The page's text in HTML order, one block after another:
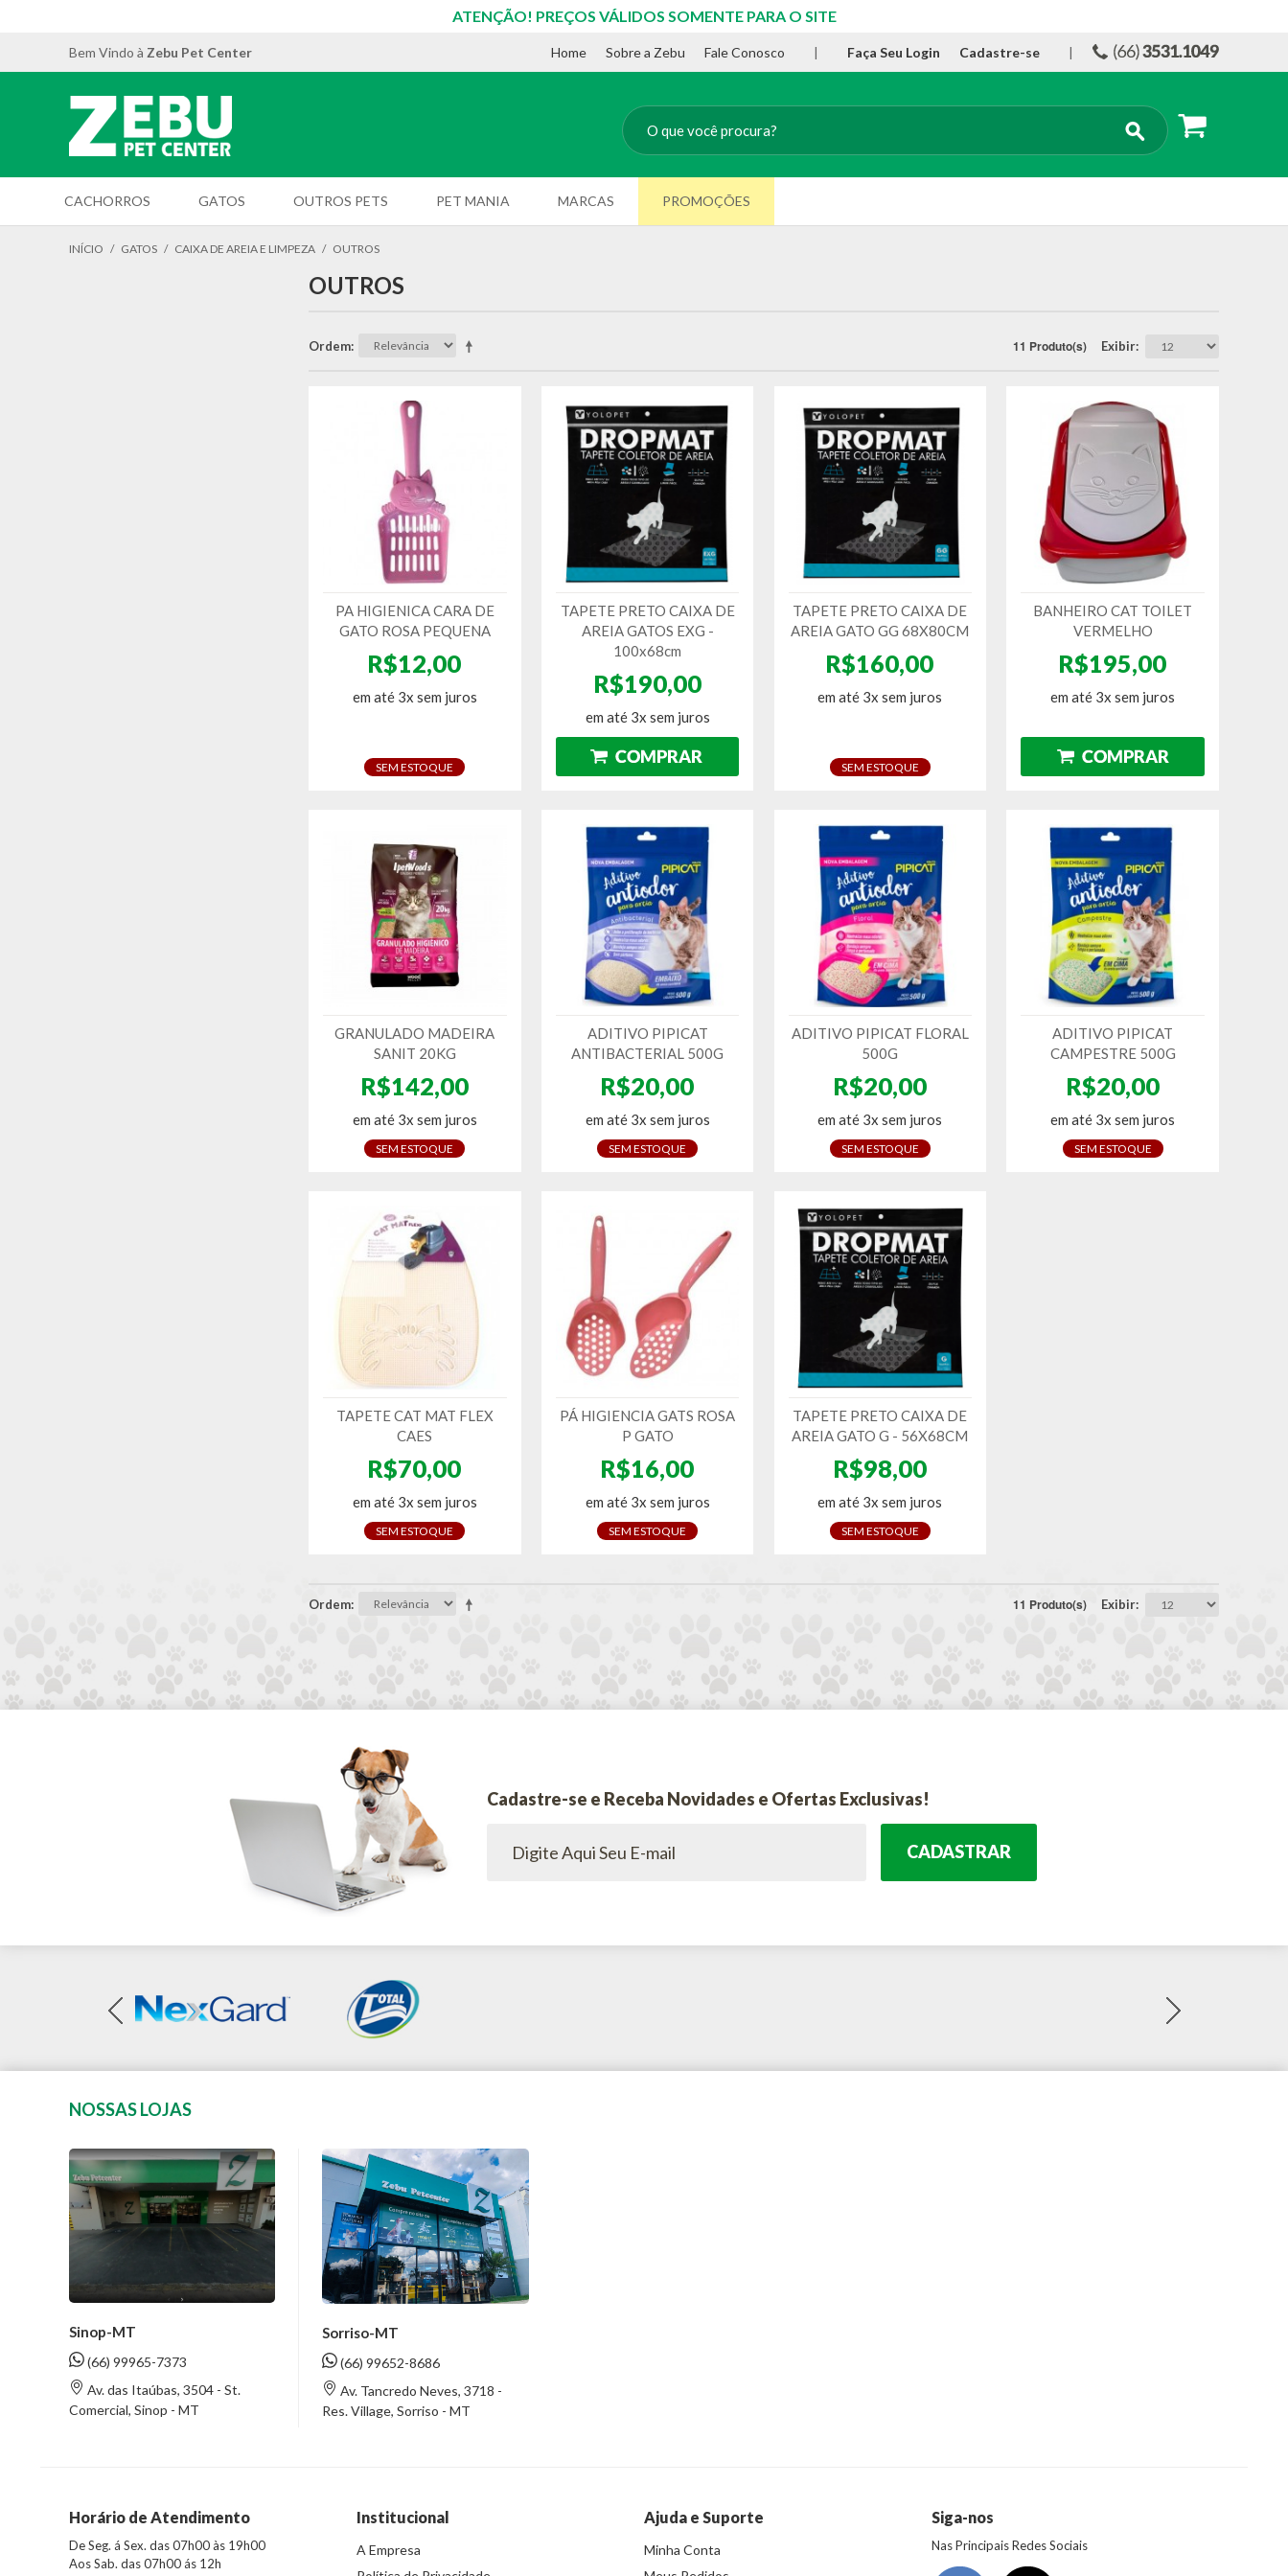
ATENÇÃO! PREÇOS VÁLIDOS SOMENTE PARA O SITE
Bem Vindo à Zebu Pet Center Home Sobre a Zebu Fale Conosco | Faça Seu Login Cadastre-se |
CACHORROS GATOS OUTROS PETS PET MANIA MARCAS PROMOÇÕES
INÍCIO / GATOS / CAIXA DE AREIA E LIMPEZA / OUTROS
OUTROS
Ordem 11 Produto(s) Exibir
PA HIGIENICA CARA DE
GATO ROSA PEQUENA
R$12,00
em até 3x sem juros
SEM ESTOQUE
TAPETE PRETO CAIXA DE
AREIA GATOS EXG -
100x68cm
R$190,00
em até 3x sem juros
TAPETE PRETO CAIXA DE
AREIA GATO GG 68X80CM
R$160,00
em até 3x sem juros
SEM ESTOQUE
BANHEIRO CAT TOILET
VERMELHO
R$195,00
em até 3x sem juros
GRANULADO MADEIRA
SANIT 20KG
R$142,00
em até 3x sem juros
SEM ESTOQUE
ADITIVO PIPICAT
ANTIBACTERIAL 500G
R$20,00
em até 3x sem juros
SEM ESTOQUE
ADITIVO PIPICAT FLORAL
500G
R$20,00
em até 3x sem juros
SEM ESTOQUE
ADITIVO PIPICAT
CAMPESTRE 500G
R$20,00
em até 3x sem juros
SEM ESTOQUE
TAPETE CAT MAT FLEX
CAES
R$70,00
em até 3x sem juros
SEM ESTOQUE
PÁ HIGIENCIA GATS ROSA
P GATO
R$16,00
em até 3x sem juros
SEM ESTOQUE
TAPETE PRETO CAIXA DE
AREIA GATO G - 56X68CM
R$98,00
em até 3x sem juros
SEM ESTOQUE
Ordem 11 Produto(s) Exibir
Cadastre-se e Receba Novidades e Ofertas Exclusivas!
CADASTRAR
NOSSAS LOJAS
Sinop-MT
(66) 99965-7373
Av. das Itaúbas, 3504 - St.
Comercial, Sinop - MT
Sorriso-MT
(66) 99652-8686
Av. Tancredo Neves, 3718 -
Res. Village, Sorriso - MT
Horário de Atendimento
De Seg. á Sex. das 07h00 às 19h00
Aos Sab. das 07h00 ás 12h
Institucional
A Empresa
Ajuda e Suporte
Minha Conta
Siga-nos
Nas Principais Redes Sociais